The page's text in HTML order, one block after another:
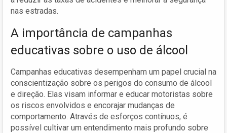
nas estradas.
A importância de campanhas
educativas sobre o uso de álcool
Campanhas educativas desempenham um papel crucial na
conscientização sobre os perigos do consumo de álcool
e direção. Elas visam informar e educar motoristas sobre
os riscos envolvidos e encorajar mudanças de
comportamento. Através de esforços contínuos, é
possível cultivar um entendimento mais profundo sobre